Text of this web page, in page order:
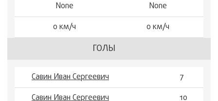
None
None
0 км/ч
0 км/ч
ГОЛЫ
Савин Иван Сергеевич
7
Савин Иван Сергеевич
10